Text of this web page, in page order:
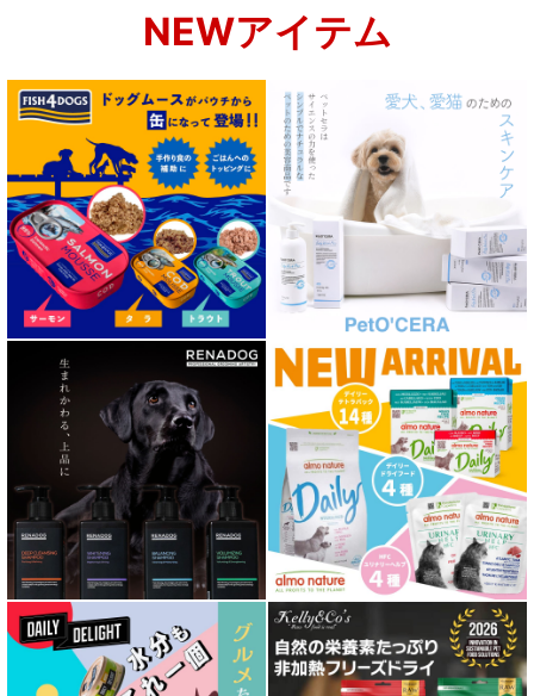
肝臓ケア対応ドッグフード
肥満ケア対応 フード for DOG
泌尿器ケア対応 フード for DOG
胃腸ケア対応 フード for DOG
口腔内・喉ケア対応商品 犬用
心臓ケア対応ドッグフード
皮膚・被毛ケア対応 フード for DOG
低脂肪 ドライフード for DOG
NEWアイテム